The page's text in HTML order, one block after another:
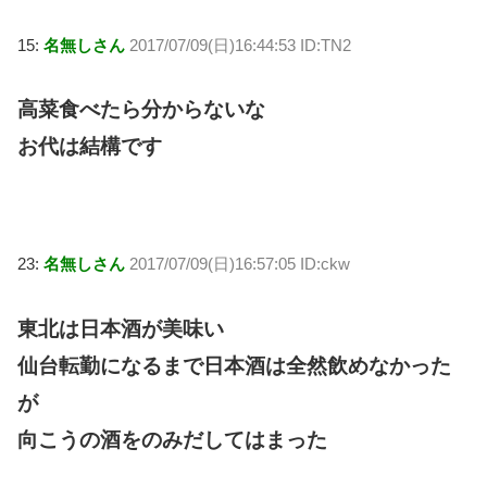
15: 名無しさん 2017/07/09(日)16:44:53 ID:TN2
高菜食べたら分からないな
お代は結構です
23: 名無しさん 2017/07/09(日)16:57:05 ID:ckw
東北は日本酒が美味い
仙台転勤になるまで日本酒は全然飲めなかった
が
向こうの酒をのみだしてはまった